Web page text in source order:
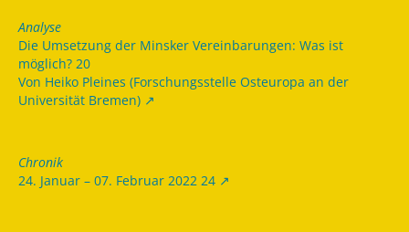
Analyse
Die Umsetzung der Minsker Vereinbarungen: Was ist
möglich? 20
Von Heiko Pleines (Forschungsstelle Osteuropa an der
Universität Bremen)
Chronik
24. Januar – 07. Februar 2022 24